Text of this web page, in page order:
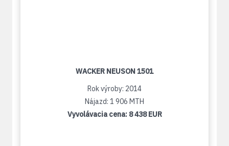
WACKER NEUSON 1501
Rok výroby: 2014
Nájazd: 1 906 MTH
Vyvolávacia cena: 8 438 EUR